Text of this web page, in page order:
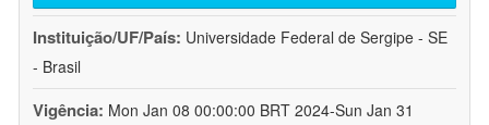
Instituição/UF/País: Universidade Federal de Sergipe - SE
- Brasil
Vigência: Mon Jan 08 00:00:00 BRT 2024-Sun Jan 31